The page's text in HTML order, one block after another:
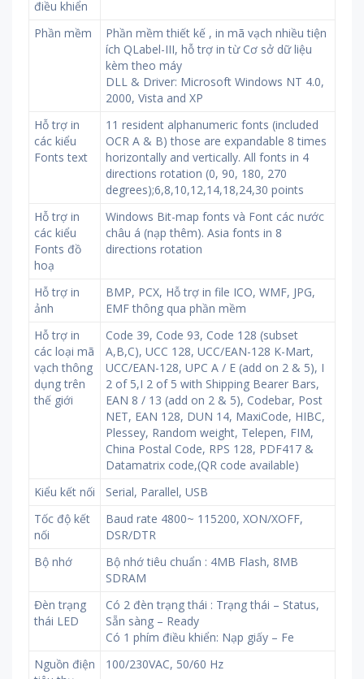
điều khiển
Phần mềm
Phần mềm thiết kế , in mã vạch nhiều tiện
ích QLabel-III, hỗ trợ in từ Cơ sở dữ liệu
kèm theo máy
DLL & Driver: Microsoft Windows NT 4.0,
2000, Vista and XP
Hỗ trợ in
các kiểu
Fonts text
11 resident alphanumeric fonts (included
OCR A & B) those are expandable 8 times
horizontally and vertically. All fonts in 4
directions rotation (0, 90, 180, 270
degrees);6,8,10,12,14,18,24,30 points
Hỗ trợ in
các kiểu
Fonts đồ
hoạ
Windows Bit-map fonts và Font các nước
châu á (nạp thêm). Asia fonts in 8
directions rotation
Hỗ trợ in
ảnh
BMP, PCX, Hỗ trợ in file ICO, WMF, JPG,
EMF thông qua phần mềm
Hỗ trợ in
các loại mã
vạch thông
dụng trên
thế giới
Code 39, Code 93, Code 128 (subset
A,B,C), UCC 128, UCC/EAN-128 K-Mart,
UCC/EAN-128, UPC A / E (add on 2 & 5), I
2 of 5,I 2 of 5 with Shipping Bearer Bars,
EAN 8 / 13 (add on 2 & 5), Codebar, Post
NET, EAN 128, DUN 14, MaxiCode, HIBC,
Plessey, Random weight, Telepen, FIM,
China Postal Code, RPS 128, PDF417 &
Datamatrix code,(QR code available)
Kiểu kết nối
Serial, Parallel, USB
Tốc độ kết
nối
Baud rate 4800~ 115200, XON/XOFF,
DSR/DTR
Bộ nhớ
Bộ nhớ tiêu chuẩn : 4MB Flash, 8MB
SDRAM
Đèn trạng
thái LED
Có 2 đèn trạng thái : Trạng thái – Status,
Sẵn sàng – Ready
Có 1 phím điều khiển: Nạp giấy – Fe
Nguồn điện
100/230VAC, 50/60 Hz